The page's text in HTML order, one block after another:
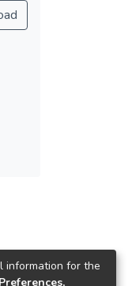
information for the